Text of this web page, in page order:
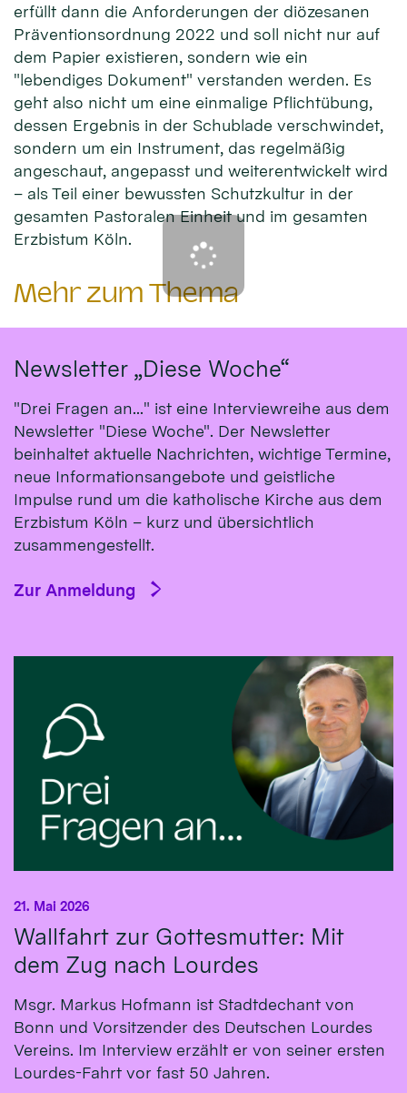
erfüllt dann die Anforderungen der diözesanen
Präventionsordnung 2022 und soll nicht nur auf
dem Papier existieren, sondern wie ein
"lebendiges Dokument" verstanden werden. Es
geht also nicht um eine einmalige Pflichtübung,
dessen Ergebnis in der Schublade verschwindet,
sondern um ein Instrument, das regelmäßig
angeschaut, angepasst und weiterentwickelt wird
– als Teil einer bewussten Schutzkultur in der
gesamten Pastoralen Einheit und im gesamten
Erzbistum Köln.
Mehr zum Thema
Newsletter „Diese Woche“
"Drei Fragen an..." ist eine Interviewreihe aus dem
Newsletter "Diese Woche". Der Newsletter
beinhaltet aktuelle Nachrichten, wichtige Termine,
neue Informationsangebote und geistliche
Impulse rund um die katholische Kirche aus dem
Erzbistum Köln – kurz und übersichtlich
zusammengestellt.
Zur Anmeldung
Wallfahrt zur Gottesmutter: Mit
dem Zug nach Lourdes
21. Mai 2026
Msgr. Markus Hofmann ist Stadtdechant von
Bonn und Vorsitzender des Deutschen Lourdes
Vereins. Im Interview erzählt er von seiner ersten
Lourdes-Fahrt vor fast 50 Jahren.